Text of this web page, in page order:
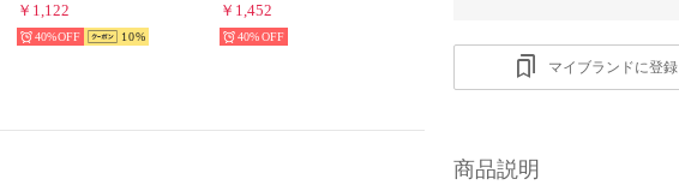
￥1,122
40% 10
￥1,452
40%
マイブランドに登録
商品説明